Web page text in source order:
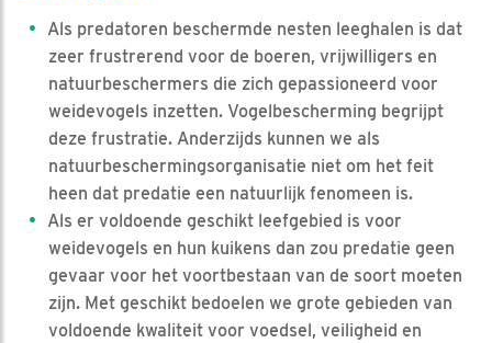
Als predatoren beschermde nesten leeghalen is dat
zeer frustrerend voor de boeren, vrijwilligers en
natuurbeschermers die zich gepassioneerd voor
weidevogels inzetten. Vogelbescherming begrijpt
deze frustratie. Anderzijds kunnen we als
natuurbeschermingsorganisatie niet om het feit
heen dat predatie een natuurlijk fenomeen is.
Als er voldoende geschikt leefgebied is voor
weidevogels en hun kuikens dan zou predatie geen
gevaar voor het voortbestaan van de soort moeten
zijn. Met geschikt bedoelen we grote gebieden van
voldoende kwaliteit voor voedsel, veiligheid en